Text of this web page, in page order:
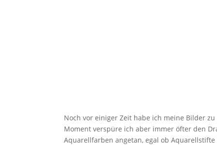
Noch vor einiger Zeit habe ich meine Bilder
Moment verspüre ich aber immer öfter den
Aquarellfarben angetan, egal ob